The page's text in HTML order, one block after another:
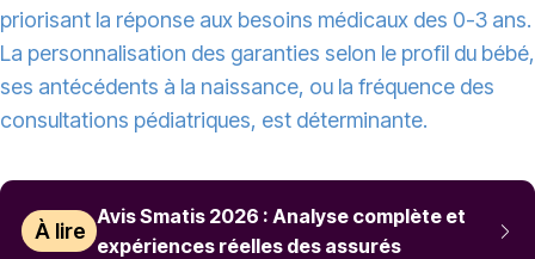
priorisant la réponse aux besoins médicaux des 0-3 ans.
La personnalisation des garanties selon le profil du bébé,
ses antécédents à la naissance, ou la fréquence des
consultations pédiatriques, est déterminante.
À lire
Avis Smatis 2026 : Analyse complète et
expériences réelles des assurés